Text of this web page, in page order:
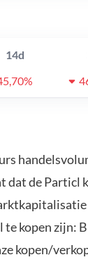
14d
dat de Particl
te kopen zijn:
kopen/